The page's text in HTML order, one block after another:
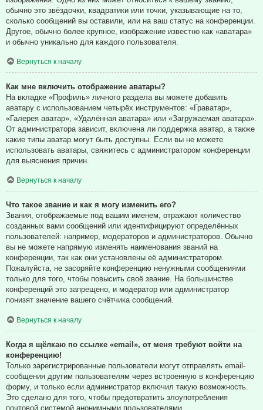
обычно это звёздочки, квадратики или точки, указывающие на то,
сколько сообщений вы оставили, или на ваш статус на конференции.
Другое, обычно более крупное, изображение известно как «аватара»
и обычно уникально для каждого пользователя.
Вернуться к началу
Как мне включить отображение аватары?
На вкладке «Профиль» личного раздела вы можете добавить
аватару с использованием четырёх инструментов: «Граватар»,
«Галерея аватар», «Удалённая аватара» или «Загружаемая аватара».
От администратора зависит, включена ли поддержка аватар, а также
какие типы аватар могут быть доступны. Если вы не можете
использовать аватары, свяжитесь с администратором конференции
для выяснения причин.
Вернуться к началу
Что такое звание и как я могу изменить его?
Звания, отображаемые под вашим именем, отражают количество
созданных вами сообщений или идентифицируют определённых
пользователей: например, модераторов и администраторов. Обычно
вы не можете напрямую изменять наименования званий на
конференции, так как они установлены её администратором.
Пожалуйста, не засоряйте конференцию ненужными сообщениями
только для того, чтобы повысить своё звание. На большинстве
конференций это запрещено, и модератор или администратор
понизят значение вашего счётчика сообщений.
Вернуться к началу
Когда я щёлкаю по ссылке «email», от меня требуют войти на
конференцию!
Только зарегистрированные пользователи могут отправлять email-
сообщения другим пользователям через встроенную в конференцию
форму, и только если администратор включил такую возможность.
Это сделано для того, чтобы предотвратить злоупотребления
почтовой системой анонимными пользователями.